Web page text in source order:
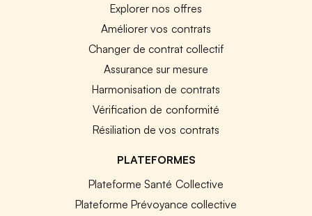
Explorer nos offres
Améliorer vos contrats
Changer de contrat collectif
Assurance sur mesure
Harmonisation de contrats
Vérification de conformité
Résiliation de vos contrats
PLATEFORMES
Plateforme Santé Collective
Plateforme Prévoyance collective